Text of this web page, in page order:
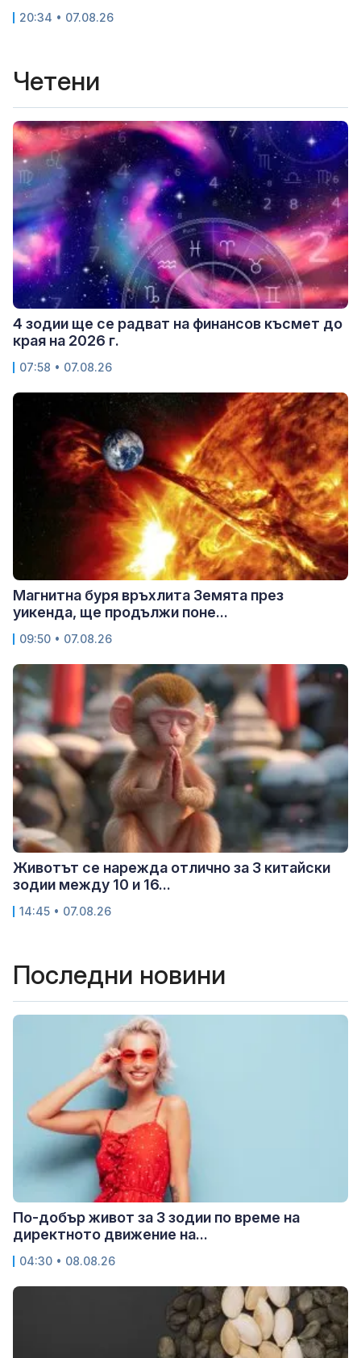
20:34 • 07.08.26
Четени
4 зодии ще се радват на финансов късмет до
края на 2026 г.
07:58 • 07.08.26
Магнитна буря връхлита Земята през
уикенда, ще продължи поне...
09:50 • 07.08.26
Животът се нарежда отлично за 3 китайски
зодии между 10 и 16...
14:45 • 07.08.26
Последни новини
По-добър живот за 3 зодии по време на
директното движение на...
04:30 • 08.08.26